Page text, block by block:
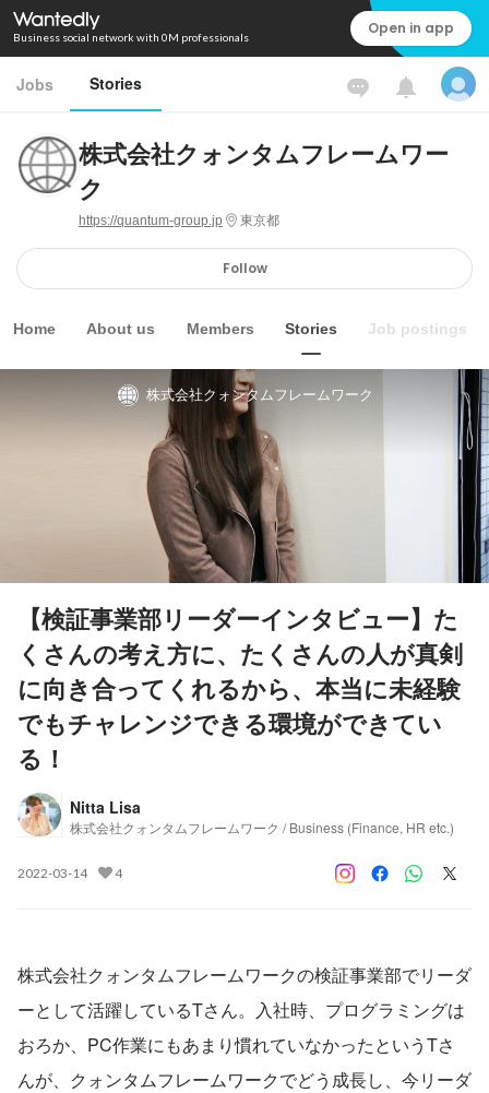
Business social network with 0M professionals Open in app
Jobs Stories
株式会社クォンタムフレームワー
ク
https://quantum-group.jp 東京都
Follow
Home About us Members Stories Job postings
株式会社クォンタムフレームワーク
【検証事業部リーダーインタビュー】た
くさんの考え方に、たくさんの人が真剣
に向き合ってくれるから、本当に未経験
でもチャレンジできる環境ができてい
る！
Nitta Lisa
株式会社クォンタムフレームワーク / Business (Finance, HR etc.)
2022-03-14 4
株式会社クォンタムフレームワークの検証事業部でリーダ
ーとして活躍しているTさん。入社時、プログラミングは
おろか、PC作業にもあまり慣れていなかったというTさ
んが、クォンタムフレームワークでどう成長し、今リーダ